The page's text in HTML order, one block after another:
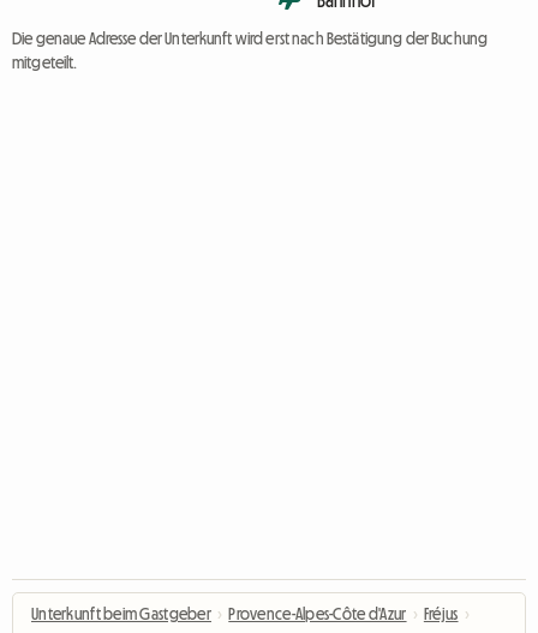
Die genaue Adresse der Unterkunft wird erst nach Bestätigung der Buchung
mitgeteilt.
Unterkunft beim Gastgeber › Provence-Alpes-Côte d'Azur › Fréjus ›